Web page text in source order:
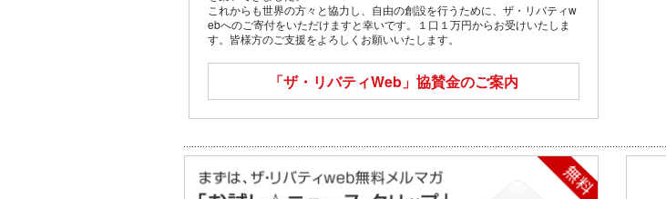
これからも世界の方々と協力し、自由の創設を行うために、ザ・リバティw
ebへのご寄付をいただけますと幸いです。１口１万円からお受けいたしま
す。皆様方のご支援をよろしくお願いいたします。
「ザ・リバティWeb」 協賛金のご案内